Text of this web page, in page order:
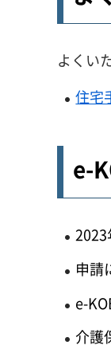
よくい
住宅
e-
申請
e-
介護